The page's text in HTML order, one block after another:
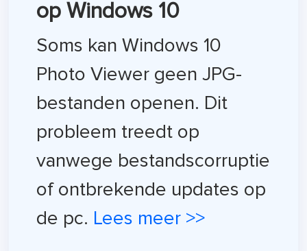
op Windows 10
Soms kan Windows 10
Photo Viewer geen JPG-
bestanden openen. Dit
probleem treedt op
vanwege bestandscorruptie
of ontbrekende updates op
de pc. Lees meer >>